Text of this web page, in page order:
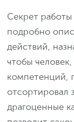
Секрет
подробно
действий,
чтобы
компетенций,
отсортировал
драгоценные